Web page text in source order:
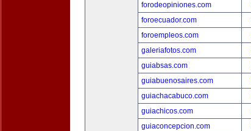
forodeopiniones.com
foroecuador.com
foroempleos.com
galeriafotos.com
guiabsas.com
guiabuenosaires.com
guiachacabuco.com
guiachicos.com
guiaconcepcion.com